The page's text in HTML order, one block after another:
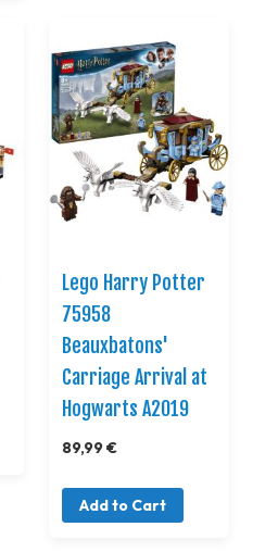
Lego Harry Potter
75958
Beauxbatons'
Carriage Arrival at
Hogwarts A2019
89,99 €
Add to Cart